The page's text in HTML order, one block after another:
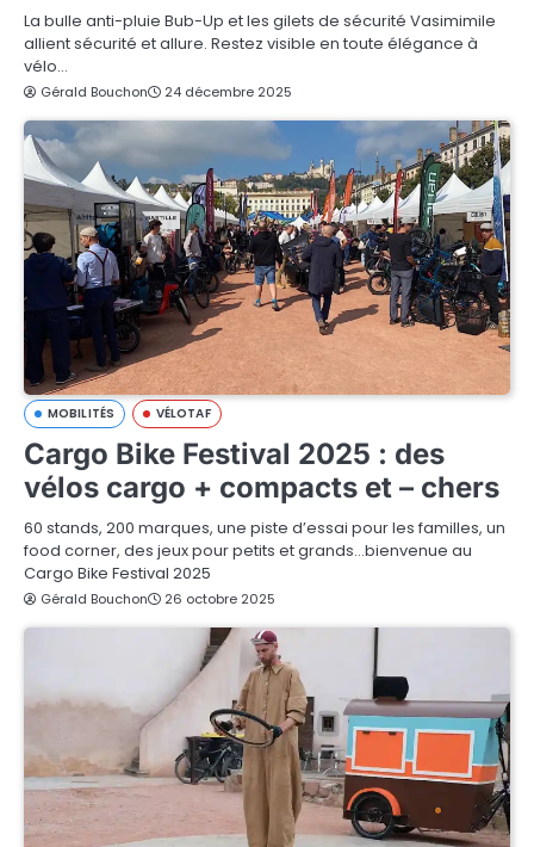
La bulle anti-pluie Bub-Up et les gilets de sécurité Vasimimile
allient sécurité et allure. Restez visible en toute élégance à
vélo…
Gérald Bouchon 24 décembre 2025
MOBILITÉS VÉLOTAF
Cargo Bike Festival 2025 : des
vélos cargo + compacts et – chers
60 stands, 200 marques, une piste d’essai pour les familles, un
food corner, des jeux pour petits et grands…bienvenue au
Cargo Bike Festival 2025
Gérald Bouchon 26 octobre 2025